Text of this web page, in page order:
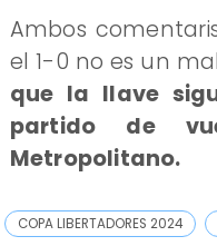
Ambos
el 1-0 no es un
que la llave
partido de
Metropolitano.
COPA LIBERTADORES 2024